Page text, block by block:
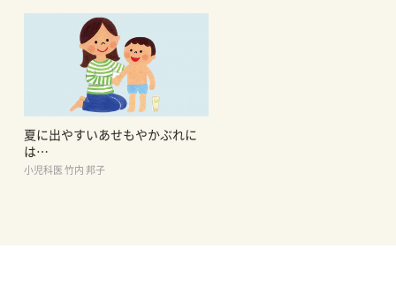
夏に出やすいあせもやかぶれに
は…
小児科医 竹内 邦子